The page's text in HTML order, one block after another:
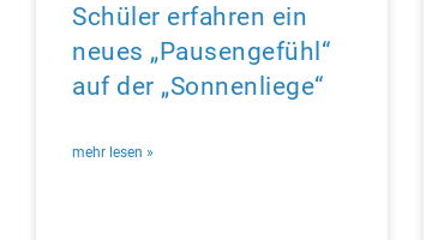
Schüler erfahren ein
neues „Pausengefühl“
auf der „Sonnenliege“
mehr lesen »